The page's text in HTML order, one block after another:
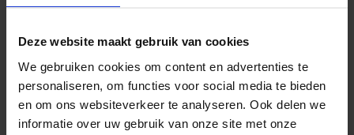
Deze website maakt gebruik van cookies
We gebruiken cookies om content en advertenties te
personaliseren, om functies voor social media te bieden
en om ons websiteverkeer te analyseren. Ook delen we
informatie over uw gebruik van onze site met onze
Alternatieve producten
Ledvance LED TL buis AC P 16W 840 T5 |85cm –